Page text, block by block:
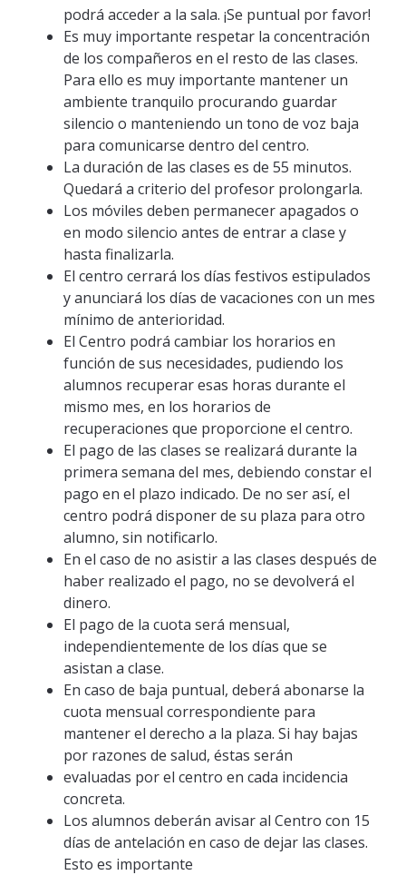
podrá acceder a la sala. ¡Se puntual por favor!
Es muy importante respetar la concentración
de los compañeros en el resto de las clases.
Para ello es muy importante mantener un
ambiente tranquilo procurando guardar
silencio o manteniendo un tono de voz baja
para comunicarse dentro del centro.
La duración de las clases es de 55 minutos.
Quedará a criterio del profesor prolongarla.
Los móviles deben permanecer apagados o
en modo silencio antes de entrar a clase y
hasta finalizarla.
El centro cerrará los días festivos estipulados
y anunciará los días de vacaciones con un mes
mínimo de anterioridad.
El Centro podrá cambiar los horarios en
función de sus necesidades, pudiendo los
alumnos recuperar esas horas durante el
mismo mes, en los horarios de
recuperaciones que proporcione el centro.
El pago de las clases se realizará durante la
primera semana del mes, debiendo constar el
pago en el plazo indicado. De no ser así, el
centro podrá disponer de su plaza para otro
alumno, sin notificarlo.
En el caso de no asistir a las clases después de
haber realizado el pago, no se devolverá el
dinero.
El pago de la cuota será mensual,
independientemente de los días que se
asistan a clase.
En caso de baja puntual, deberá abonarse la
cuota mensual correspondiente para
mantener el derecho a la plaza. Si hay bajas
por razones de salud, éstas serán
evaluadas por el centro en cada incidencia
concreta.
Los alumnos deberán avisar al Centro con 15
días de antelación en caso de dejar las clases.
Esto es importante